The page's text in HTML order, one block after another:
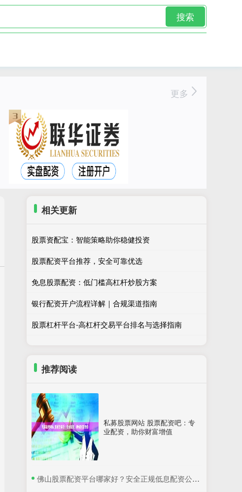
搜索
更多
相关更新
股票资配宝：智能策略助你稳健投资
股票配资平台推荐，安全可靠优选
免息股票配资：低门槛高杠杆炒股方案
银行配资开户流程详解｜合规渠道指南
股票杠杆平台-高杠杆交易平台排名与选择指南
推荐阅读
私募股票网站 股票配资吧：专
业配资，助你财富增值
​佛山股票配资平台哪家好？安全正规低息配资公司推荐